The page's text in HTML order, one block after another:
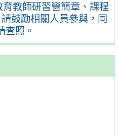
教師研習營簡章、課程
鼓勵相關人員參與，同
查照。